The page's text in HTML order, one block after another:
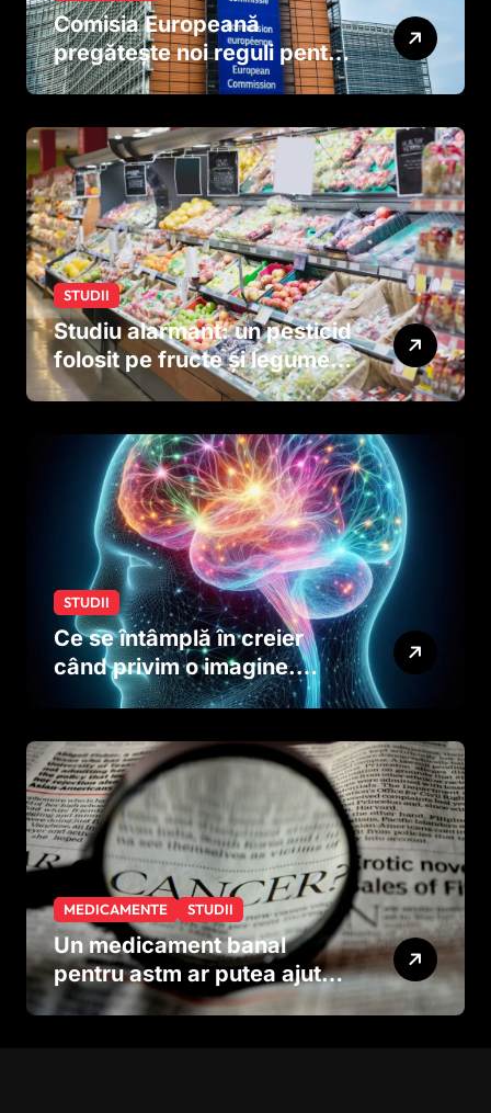
Comisia Europeană
pregătește noi reguli pentru
tutun și țigările electronice
STUDII
Studiu alarmant: un pesticid
folosit pe fructe și legume
ar putea afecta dezvoltarea
dinainte de naștere
STUDII
Ce se întâmplă în creier
când privim o imagine.
Studiul care explică rolul
MEDICAMENTE STUDII
Un medicament banal
pentru astm ar putea ajuta
în lupta împotriva